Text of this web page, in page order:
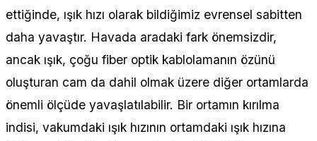
ettiğinde, ışık hızı olarak bildiğimiz evrensel sabitten
daha yavaştır. Havada aradaki fark önemsizdir,
ancak ışık, çoğu fiber optik kablolamanın özünü
oluşturan cam da dahil olmak üzere diğer ortamlarda
önemli ölçüde yavaşlatılabilir. Bir ortamın kırılma
indisi, vakumdaki ışık hızının ortamdaki ışık hızına